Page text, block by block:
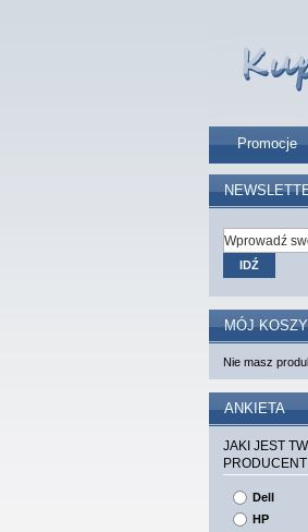
Promocje
IDŹ
MÓJ
Nie masz
ANKIETA
JAKI JEST
Dell
HP